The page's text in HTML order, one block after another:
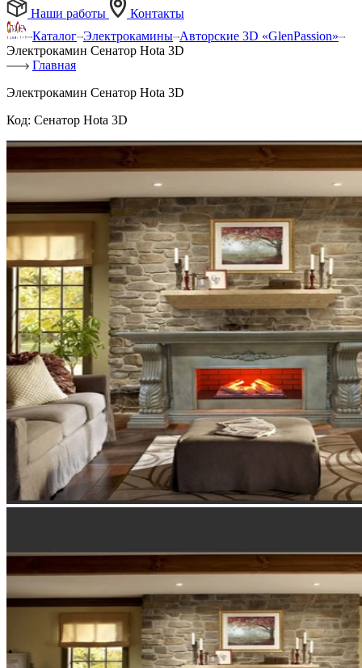
Наши работы
Контакты
Каталог Электрокамины Авторские 3D «GlenPassion»
Электрокамин Сенатор Hota 3D
Главная
Электрокамин Сенатор Hota 3D
Код: Сенатор Hota 3D